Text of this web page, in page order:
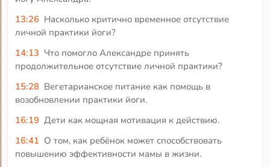
13:26 Насколько критично временное отсутствие
личной практики йоги?
14:13 Что помогло Александре принять
продолжительное отсутствие личной практики?
15:28 Вегетарианское питание как помощь в
возобновлении практики йоги.
16:19 Дети как мощная мотивация к действию.
16:41 О том, как ребёнок может способствовать
повышению эффективности мамы в жизни.